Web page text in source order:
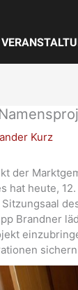
Kurz
der
hat heute,
Brandner